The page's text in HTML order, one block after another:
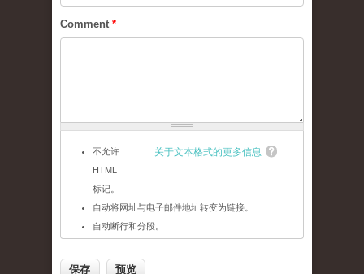
Comment *
关于文本格式的更多信息
不允许
HTML
标记。
自动将网址与电子邮件地址转变为链接。
自动断行和分段。